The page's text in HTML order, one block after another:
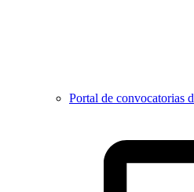
Portal de convocatorias